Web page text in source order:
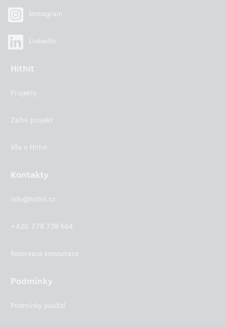
Instagram
LinkedIn
Hithit
Projekty
Začni projekt
Vše o Hithit
Kontakty
info@hithit.cz
+420 778 738 664
Rezervace konzultace
Podmínky
Podmínky použití